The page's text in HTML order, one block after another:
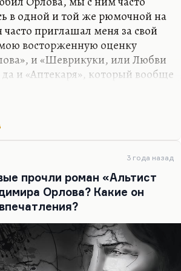
в одной и той же рюмочной на
приглашал меня за свой
восторженную оценку
и «Шеврикуки, или Любви
и «Аптекаря», который вообще
уютной нечистью, с
он работал чрезвычайно
любил, когда его называли
он гораздо был милосерднее
И нечисть у него уютнее.
«Альтистом Даниловым»?
Всякому демону в процессе
очеловечиться, но, к
3 года назад
прочли роман «Альтист
Орлова? Какие он